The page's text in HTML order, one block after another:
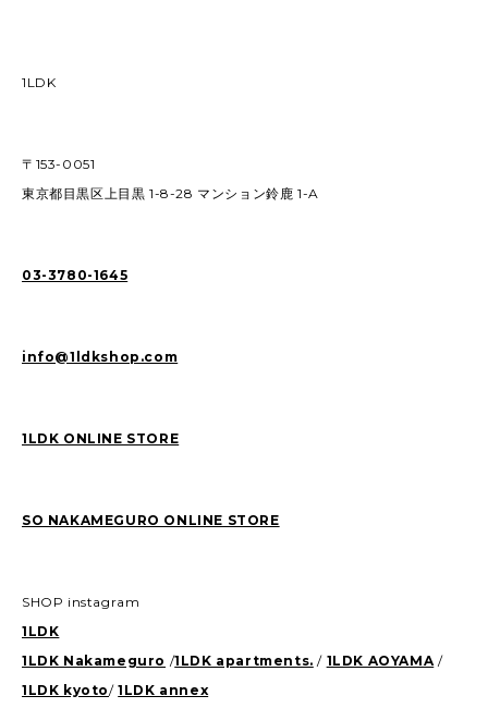
1LDK
〒153-0051
東京都目黒区上目黒 1-8-28 マンション鈴鹿 1-A
03-3780-1645
info@1ldkshop.com
1LDK ONLINE STORE
SO NAKAMEGURO ONLINE STORE
SHOP instagram
1LDK
1LDK Nakameguro /1LDK apartments. / 1LDK AOYAMA /
1LDK kyoto/1LDK annex